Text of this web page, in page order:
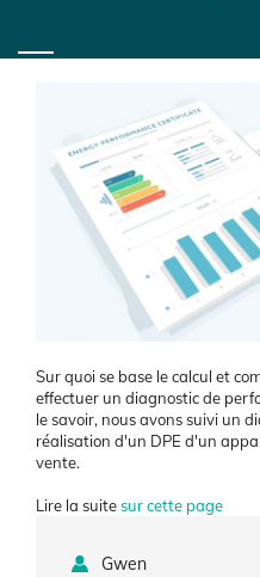
Contenu
Sur quoi se base le calcul et
effectuer un diagnostic de
le savoir, nous avons suivi un
réalisation d'un DPE d'un
vente.
Lire la suitesur cette page
Gwen